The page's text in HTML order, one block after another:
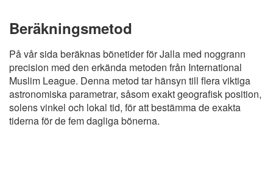
Beräkningsmetod
På vår sida beräknas bönetider för Jalla med noggrann
precision med den erkända metoden från International
Muslim League. Denna metod tar hänsyn till flera viktiga
astronomiska parametrar, såsom exakt geografisk position,
solens vinkel och lokal tid, för att bestämma de exakta
tiderna för de fem dagliga bönerna.